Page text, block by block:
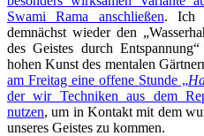
Swami Rama anschließen. Ich
demnächst wieder den
des Geistes durch
hohen Kunst des mentalen
am Freitag eine offene Stunde „
der wir Techniken aus dem
nutzen, um in Kontakt mit dem
unseres Geistes zu kommen.